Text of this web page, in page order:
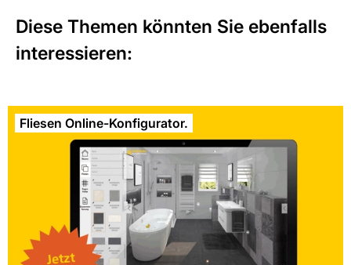
Diese Themen könnten Sie ebenfalls
interessieren:
Fliesen Online-Konfigurator.